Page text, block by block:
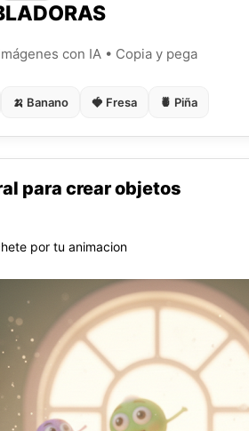
con IA • Copia y pega
🍌 Banano 🍓 Fresa 🍍 Piña
para crear objetos
por tu animacion